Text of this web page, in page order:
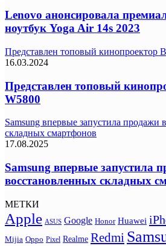
Lenovo анонсировала
ноутбук Yoga Air 14s 2023
Представлен топовый кинопроектор
16.03.2024
Представлен топовый
W5800
Samsung впервые запустила продажи
складных смартфонов
17.08.2025
Samsung впервые запустила
восстановленных складных
МЕТКИ
Apple ASUS Google Honor Huawei
Mijia Oppo Pixel Realme Redmi